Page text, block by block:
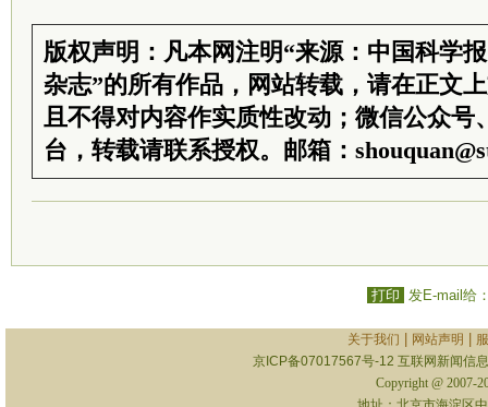
版权声明：凡本网注明“来源：中国科学
杂志”的所有作品，网站转载，请在正文
且不得对内容作实质性改动；微信公众号
台，转载请联系授权。邮箱：
打印 发E-mail给
关于我们 网站声明
京ICP备07017567号-12 互联网新闻信
Copyright @ 2007-